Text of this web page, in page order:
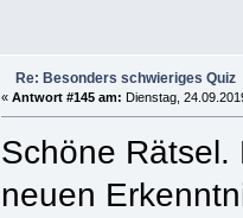
Re: Besonders schwieriges Quiz
«Antwort #145 am: Dienstag,
Schöne Rätsel.
neuen